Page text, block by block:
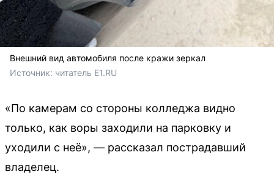
Внешний вид автомобиля после кражи зеркал
Источник: читатель E1.RU
«По камерам со стороны колледжа видно
только, как воры заходили на парковку и
уходили с неё», — рассказал пострадавший
владелец.